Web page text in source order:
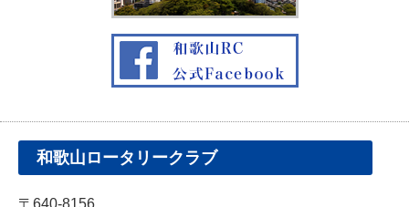
和歌山ロータリークラブ